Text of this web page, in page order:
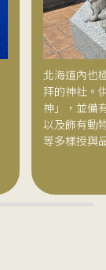
北海道內也
拜的神社。
神」，並備
以及飾有動
等多樣授與